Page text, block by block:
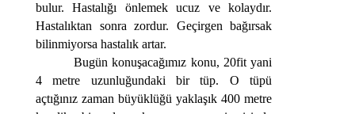
bulur. Hastalığı önlemek ucuz ve kolaydır.
Hastalıktan sonra zordur. Geçirgen bağırsak
bilinmiyorsa hastalık artar.
Bugün konuşacağımız konu, 20fit yani
4 metre uzunluğundaki bir tüp. O tüpü
açtığınız zaman büyüklüğü yaklaşık 400 metre